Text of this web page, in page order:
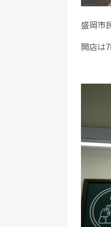
盛岡市
開店は